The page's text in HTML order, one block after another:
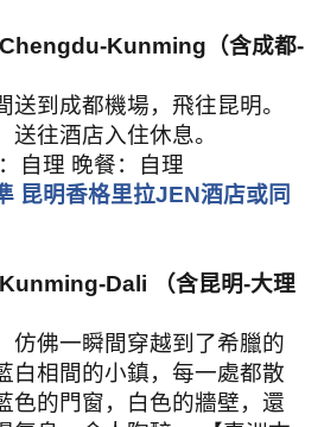
Chengdu-Kunming （含成都-
送到成都機場，飛往昆明。
送往酒店入住休息。
自理 晚餐：自理
昆明香格里拉JEN酒店或同
Kunming-Dali （含昆明-大理
仿佛一瞬間穿越到了希臘的
白相間的小鎮，每一處都散
色的門窗，白色的牆壁，還